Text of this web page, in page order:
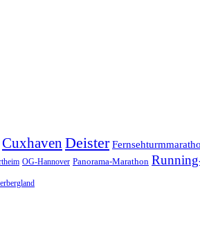
Cuxhaven Deister
OG-Hannover Panorama-Marathon